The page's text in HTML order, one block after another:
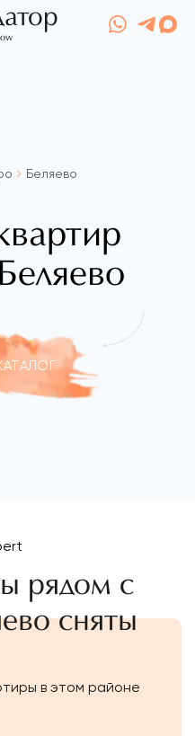
Беляево
рядом с
сняты
в этом районе